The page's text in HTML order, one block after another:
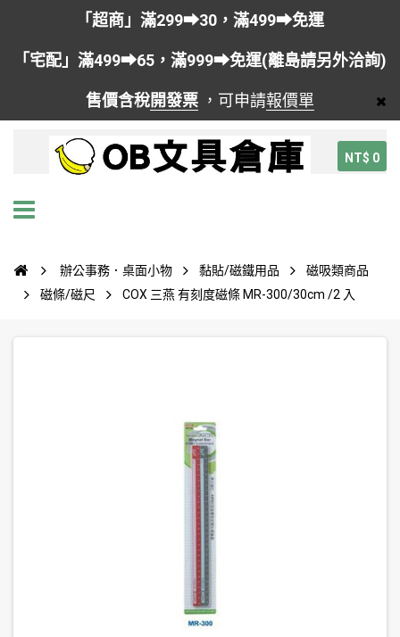
「超商」滿299➡30，滿499➡免運
「宅配」滿499➡65，滿999➡免運(離島請另外洽詢)
售價含稅開發票 ，可申請報價單
NT$ 0
辦公事務．桌面小物 黏貼/磁鐵用品
磁吸類商品
磁條/磁尺
COX 三燕 有刻度磁條 MR-300/30cm /2 入